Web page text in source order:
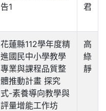
告1
君
花蓮縣112學年度精
進國民中小學教學
專業與課程品質整
體推動計畫 探究
式-素養導向教學與
評量增能工作坊
高
綠
靜